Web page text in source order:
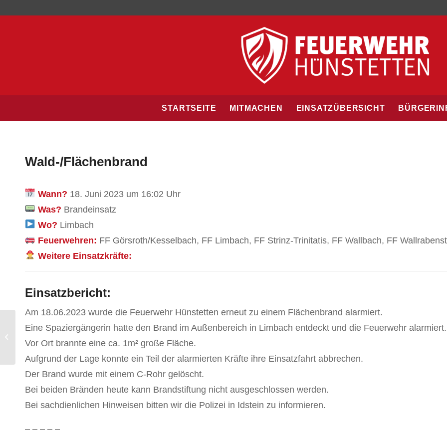
STARTSEITE MITMACHEN EINSATZÜBERSICHT
Wald-/Flächenbrand
Wann? 18. Juni 2023 um 16:02 Uhr
Was? Brandeinsatz
Wo? Limbach
Feuerwehren: FF Görsroth/Kesselbach, FF Limbach, FF Strinz-Trinitatis, FF Wallbach, FF
Weitere Einsatzkräfte:
Einsatzbericht:
Am 18.06.2023 wurde die Feuerwehr Hünstetten erneut zu einem Flächenbrand alarmiert.
Eine Spaziergängerin hatte den Brand im Außenbereich in Limbach entdeckt und die Feuerwehr alarmiert.
Vor Ort brannte eine ca. 1m² große Fläche.
Aufgrund der Lage konnte ein Teil der alarmierten Kräfte ihre Einsatzfahrt abbrechen.
Der Brand wurde mit einem C-Rohr gelöscht.
Bei beiden Bränden heute kann Brandstiftung nicht ausgeschlossen werden.
Bei sachdienlichen Hinweisen bitten wir die Polizei in Idstein zu informieren.
– – – – –